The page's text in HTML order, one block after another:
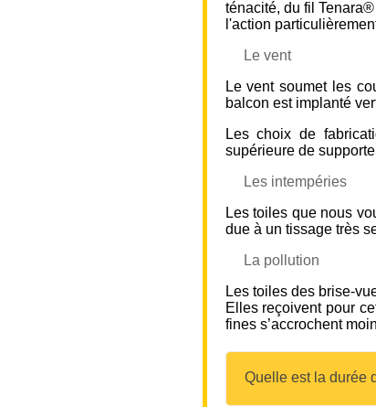
ténacité, du fil
l'action
Le vent
Le vent soumet les
balcon est implanté
Les choix de
supérieure de
Les intempéries
Les toiles que nous
due à un tissage très
La pollution
Les toiles des brise-
Elles reçoivent pour
fines s’accrochent
Quelle est la durée